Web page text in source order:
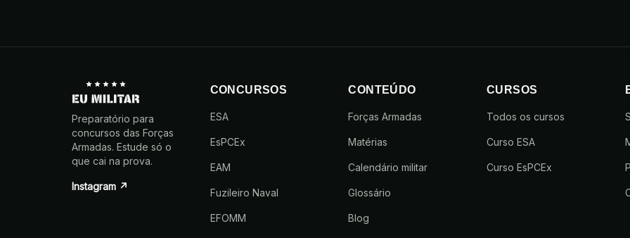
Preparatório para
concursos das Forças
Armadas. Estude só o
que cai na prova.
Instagram ↗
CONCURSOS
ESA
EsPCEx
EAM
Fuzileiro Naval
EFOMM
CONTEÚDO
Forças Armadas
Matérias
Calendário militar
Glossário
Blog
CURSOS
Todos os cursos
Curso ESA
Curso EsPCEx